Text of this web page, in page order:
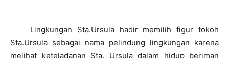
Lingkungan Sta.Ursula hadir memilih figur tokoh
Sta.Ursula sebagai nama pelindung lingkungan karena
melihat keteladanan Sta. Ursula dalam hidup beriman